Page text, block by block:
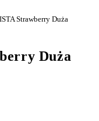
Strawberry Duża
Duża